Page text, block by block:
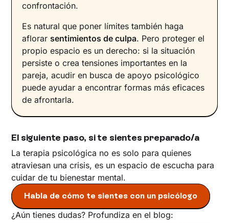
confrontación.
Es natural que poner límites también haga
aflorar sentimientos de culpa. Pero proteger el
propio espacio es un derecho: si la situación
persiste o crea tensiones importantes en la
pareja, acudir en busca de apoyo psicológico
puede ayudar a encontrar formas más eficaces
de afrontarla.
El siguiente paso, si te sientes preparado/a
La terapia psicológica no es solo para quienes
atraviesan una crisis, es un espacio de escucha para
cuidar de tu bienestar mental.
Habla de cómo te sientes con un psicólogo
¿Aún tienes dudas? Profundiza en el blog: